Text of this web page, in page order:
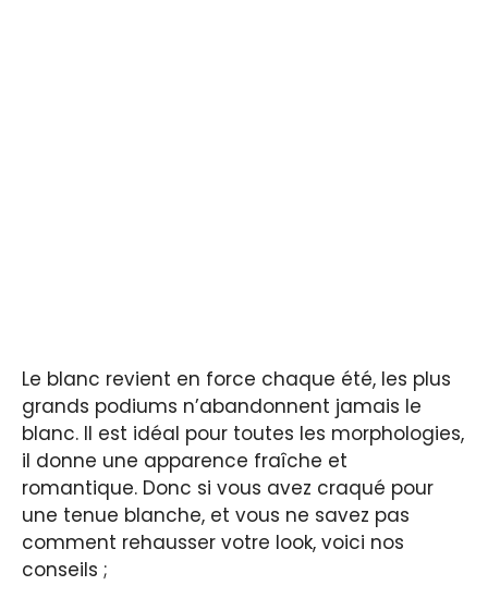
Le blanc revient en force chaque été, les plus
grands podiums n’abandonnent jamais le
blanc. Il est idéal pour toutes les morphologies,
il donne une apparence fraîche et
romantique. Donc si vous avez craqué pour
une tenue blanche, et vous ne savez pas
comment rehausser votre look, voici nos
conseils ;